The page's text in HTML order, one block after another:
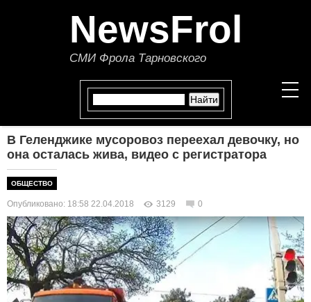
NewsFrol
СМИ Фрола Тарновского
НОВОСТИ
ПОЛИТИКА
ЭКОНОМИКА
В МИРЕ
В Геленджике мусоровоз переехал девочку, но
она осталась жива, видео с регистратора
ОБЩЕСТВО
Опубликовано: 18:58 22.04.2018 3129 0